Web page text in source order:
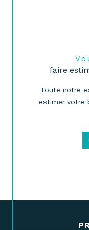
faire
Toute notre
estimer votre